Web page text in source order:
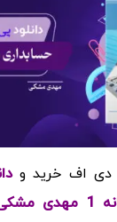
دی اف خرید و